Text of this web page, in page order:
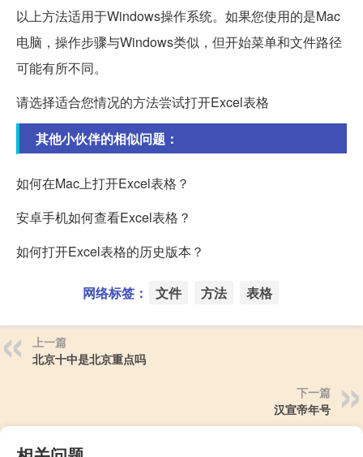
以上方法适用于Windows操作系统。如果您使用的是Mac
电脑，操作步骤与Windows类似，但开始菜单和文件路径
可能有所不同。
请选择适合您情况的方法尝试打开Excel表格
其他小伙伴的相似问题：
如何在Mac上打开Excel表格？
安卓手机如何查看Excel表格？
如何打开Excel表格的历史版本？
网络标签： 文件 方法 表格
上一篇
北京十中是北京重点吗
下一篇
汉宣帝年号